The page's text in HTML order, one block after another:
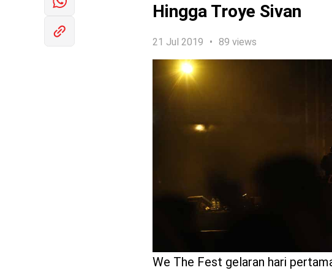
Hingga Troye Sivan
21 Jul 2019 89 views
We The Fest gelaran hari